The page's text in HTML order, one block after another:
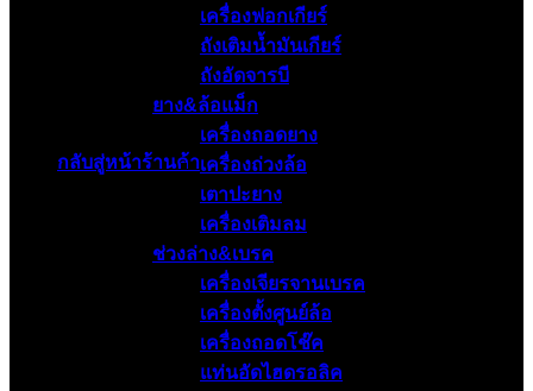
ไม่มีสินค้าในตะกร้า
กลับสู่หน้าร้านค้า
เครื่องฟอกเกียร์
ถังเติมน้ำมันเกียร์
ถังอัดจารบี
ยาง&ล้อแม็ก
เครื่องถอดยาง
เครื่องถ่วงล้อ
เตาปะยาง
เครื่องเติมลม
ช่วงล่าง&เบรค
เครื่องเจียรจานเบรค
เครื่องตั้งศูนย์ล้อ
เครื่องถอดโช๊ค
แท่นอัดไฮดรอลิค